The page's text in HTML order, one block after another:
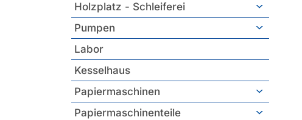
Holzplatz - Schleiferei
Pumpen
Labor
Kesselhaus
Papiermaschinen
Papiermaschinenteile